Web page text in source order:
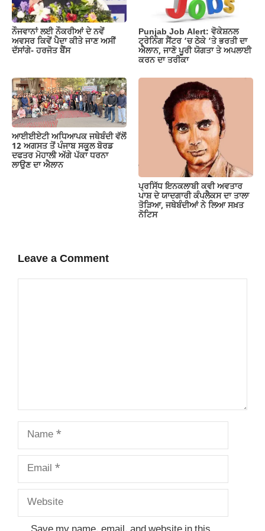
ਨੌਜਵਾਨਾਂ ਲਈ ਨੌਕਰੀਆਂ ਦੇ ਨਵੇਂ
ਅਵਸਰ ਕਿਵੇਂ ਪੈਦਾ ਕੀਤੇ ਜਾਣ ਅਸੀਂ
ਦੱਸਾਂਗੇ- ਹਰਜੋਤ ਬੈਂਸ
Punjab Job Alert: ਵੋਕੇਸ਼ਨਲ
ਟ੍ਰੇਨਿੰਗ ਸੈਂਟਰ ‘ਚ ਠੇਕੇ ‘ਤੇ ਭਰਤੀ ਦਾ
ਐਲਾਨ, ਜਾਣੋ ਪੂਰੀ ਯੋਗਤਾ ਤੇ ਅਪਲਾਈ
ਕਰਨ ਦਾ ਤਰੀਕਾ
ਆਈਈਏਟੀ ਅਧਿਆਪਕ ਜਥੇਬੰਦੀ ਵੱਲੋਂ
12 ਅਗਸਤ ਤੋਂ ਪੰਜਾਬ ਸਕੂਲ ਬੋਰਡ
ਦਫਤਰ ਮੋਹਾਲੀ ਅੱਗੇ ਪੱਕਾ ਧਰਨਾ
ਲਾਉਣ ਦਾ ਐਲਾਨ
ਪ੍ਰਸਿੱਧ ਇਨਕਲਾਬੀ ਕਵੀ ਅਵਤਾਰ
ਪਾਸ਼ ਦੇ ਯਾਦਗਾਰੀ ਕੰਪਲੈਕਸ ਦਾ ਤਾਲਾ
ਤੋੜਿਆ, ਜਥੇਬੰਦੀਆਂ ਨੇ ਲਿਆ ਸਖ਼ਤ
ਨੋਟਿਸ
Leave a Comment
Name
Email
Website